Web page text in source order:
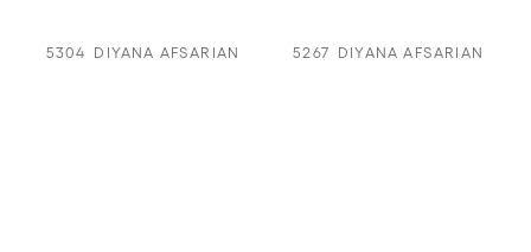
5304 DIYANA AFSARIAN 5267 DIYANA AFSARIAN